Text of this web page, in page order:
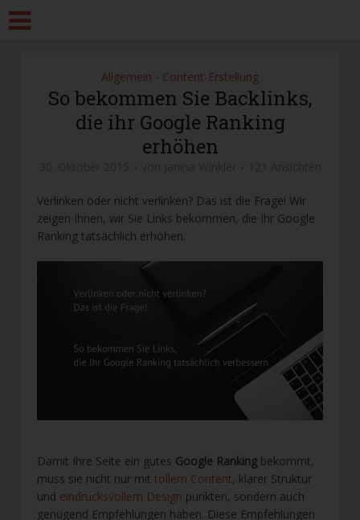
Allgemein Content-Erstellung
So bekommen Sie Backlinks,
die ihr Google Ranking
erhöhen
Verlinken oder nicht verlinken? Das ist die Frage! Wir
zeigen Ihnen, wir Sie Links bekommen, die Ihr Google
Ranking tatsächlich erhöhen.
Damit Ihre Seite ein gutes Google Rankingbekommt,
muss sie nicht nur mittollem Content, klarer Struktur
und eindrucksvollem Design punkten, sondern auch
genügend Empfehlungen haben. Diese Empfehlungen